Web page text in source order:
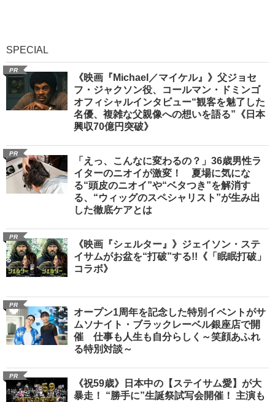
SPECIAL
PR
《映画『Michael／マイケル』》父ジョセ
フ・ジャクソン役、コールマン・ドミンゴ
オフィシャルインタビュー“観客を魅了した
名優、複雑な父親像への想いを語る”《日本
興収70億円突破》
PR
「えっ、こんなに変わるの？」36歳男性ラ
イターのニオイが激変！ 夏場に気にな
る“頭皮のニオイ”や“ベタつき”を解消す
る、“ウィッグのスペシャリスト”が生み出
した徹底ケアとは
PR
《映画『シェルター』》ジェイソン・ステ
イサムがお盆を“打破”する!!《「眠眠打破」
コラボ》
PR
オープン1周年を記念した特別イベントがサ
ムソナイト・ブラックレーベル銀座店で開
催 仕事も人生も自分らしく～笑顔あふれ
る特別対談～
PR
《祝59歳》日本中の【ステイサム愛】が大
暴走！ “勝手に”生誕祭試写会開催！ 主演も